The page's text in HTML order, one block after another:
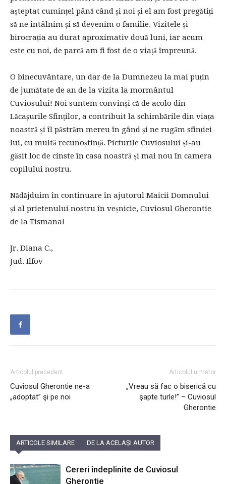
așteptat cumințel până când și noi și el am fost pregătiți
să ne întâlnim și să devenim o familie. Vizitele și
birocrația au durat aproximativ două luni, iar acum
este cu noi, de parcă am fi fost de o viață împreună.
O binecuvântare, un dar de la Dumnezeu la mai puțin
de jumătate de an de la vizita la mormântul
Cuviosului! Noi suntem convinși că de acolo din
Lăcașurile Sfinților, a contribuit la schimbările din viața
noastră și îl păstrăm mereu în gând și ne rugăm sfinției
lui, cu multă recunoștință. Picturile Cuviosului și-au
găsit loc de cinste în casa noastră și mai nou în camera
copilului nostru.
Nădăjduim în continuare în ajutorul Maicii Domnului
și al prietenului nostru în veșnicie, Cuviosul Gherontie
de la Tismana!
Jr. Diana C.,
Jud. Ilfov
Articolul precedent
Cuviosul Gherontie ne-a
„adoptat” şi pe noi
Articolul următor
„Vreau să fac o biserică cu
şapte turle!” – Cuviosul
Gherontie
ARTICOLE SIMILARE DE LA ACELAȘI AUTOR
Cereri îndeplinite de Cuviosul
Gherontie